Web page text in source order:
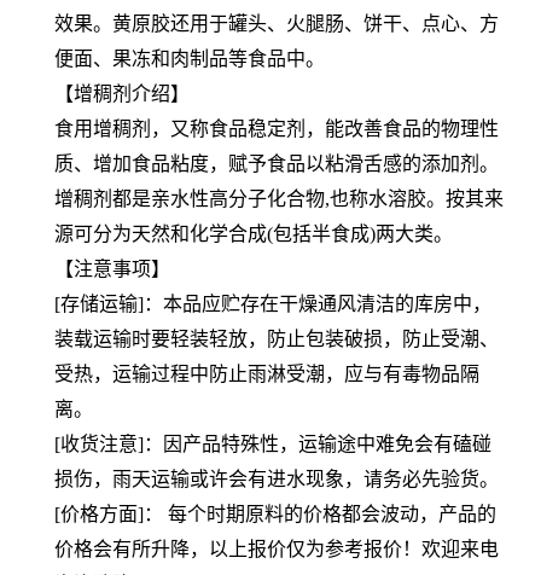
效果。黄原胶还用于罐头、火腿肠、饼干、点心、方
便面、果冻和肉制品等食品中。
【增稠剂介绍】
食用增稠剂，又称食品稳定剂，能改善食品的物理性
质、增加食品粘度，赋予食品以粘滑舌感的添加剂。
增稠剂都是亲水性高分子化合物,也称水溶胶。按其来
源可分为天然和化学合成(包括半食成)两大类。
【注意事项】
[存储运输]：本品应贮存在干燥通风清洁的库房中，
装载运输时要轻装轻放，防止包装破损，防止受潮、
受热，运输过程中防止雨淋受潮，应与有毒物品隔
离。
[收货注意]：因产品特殊性，运输途中难免会有磕碰
损伤，雨天运输或许会有进水现象，请务必先验货。
[价格方面]： 每个时期原料的价格都会波动，产品的
价格会有所升降，以上报价仅为参考报价！欢迎来电